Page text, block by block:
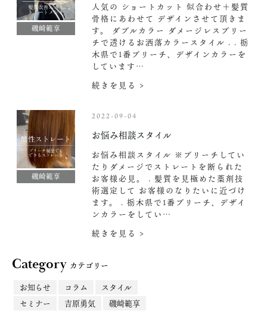
磯崎範享
人気の ショートカット 似合わせ＋髪質
骨格にあわせて デザインさせて頂きま
す。 ダブルカラー ダメージレスブリー
チで透けるお洒落カラースタイル . . 栃
木県で1番ブリーチ、デザインカラーを
しています…
続きを見る >
磯崎範享
2022-09-04
お悩み相談スタイル
お悩み相談スタイル ※ブリーチしてい
たりダメージでストレートを断られた
お客様必見。 . 髪質を見極めた薬剤技
術選定して お客様のなりたいに近づけ
ます。 . 栃木県で1番ブリーチ、デザイ
ンカラーをしてい…
続きを見る >
Categoryカテゴリー
お知らせ
コラム
スタイル
セミナー
吉原勇気 磯崎範享